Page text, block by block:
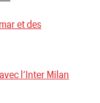
et des
l’Inter Milan